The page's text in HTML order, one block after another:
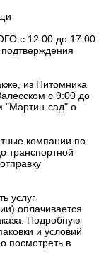
с 12:00 до 17:00
из Питомника
с 9:00 до
"Мартин-сад" о
компании по
транспортной
услуг
оплачивается
Подробную
и условий
посмотреть в